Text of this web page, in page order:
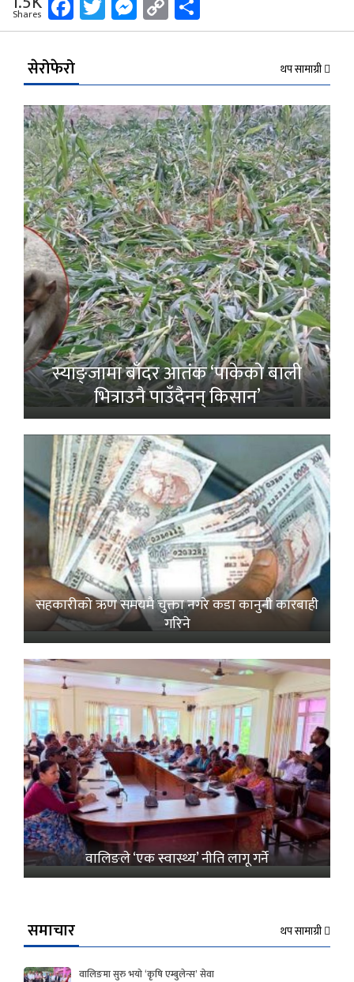
Shares Link
सेरोफेरो थप सामाग्री
स्याङ्जामा बाँदर आतंक ‘पाकेको बाली
भित्राउनै पाउँदैनन् किसान’
सहकारीको ऋण समयमै चुक्ता नगरे कडा कानुनी कारबाही
गरिने
वालिङले ‘एक स्वास्थ्य’ नीति लागू गर्ने
समाचार थप सामाग्री
वालिङमा सुरु भयो ‘कृषि एम्बुलेन्स’ सेवा